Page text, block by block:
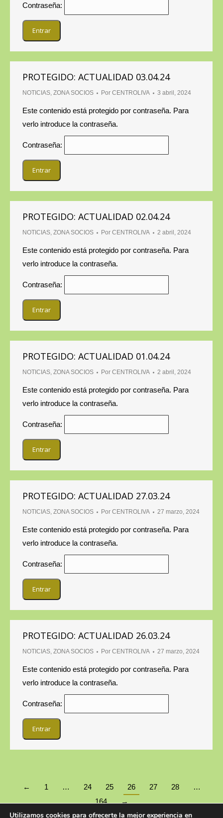
Contraseña:
PROTEGIDO: ACTUALIDAD 03.04.24
NOTICIAS, ZONA SOCIOS Por CENTROLIVA 3 abril, 2024
Este contenido está protegido por contraseña. Para
verlo introduce la contraseña.
Contraseña:
PROTEGIDO: ACTUALIDAD 02.04.24
NOTICIAS, ZONA SOCIOS Por CENTROLIVA 2 abril, 2024
Este contenido está protegido por contraseña. Para
verlo introduce la contraseña.
Contraseña:
PROTEGIDO: ACTUALIDAD 01.04.24
NOTICIAS, ZONA SOCIOS Por CENTROLIVA 2 abril, 2024
Este contenido está protegido por contraseña. Para
verlo introduce la contraseña.
Contraseña:
PROTEGIDO: ACTUALIDAD 27.03.24
NOTICIAS, ZONA SOCIOS Por CENTROLIVA 27 marzo, 2024
Este contenido está protegido por contraseña. Para
verlo introduce la contraseña.
Contraseña:
PROTEGIDO: ACTUALIDAD 26.03.24
NOTICIAS, ZONA SOCIOS Por CENTROLIVA 27 marzo, 2024
Este contenido está protegido por contraseña. Para
verlo introduce la contraseña.
Contraseña:
← 1 … 24 25 26 27 28
…
164
→
Utilizamos cookies para ofrecerte la mejor experiencia en